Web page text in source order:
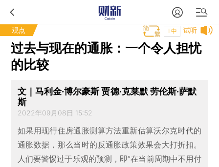
观点 试听
T中
过去与现在的通胀：一个令人担忧
的比较
文｜马利金·博尔豪斯 贾德·克莱默 劳伦斯·萨默
斯
2022年09月08日 15:52
如果用现行住房通胀测算方法重新估算沃尔克时代的
通胀数据，那么当时的反通胀政策效果会大打折扣。
人们要警惕过于乐观的预测，即“在当前周期中不用付